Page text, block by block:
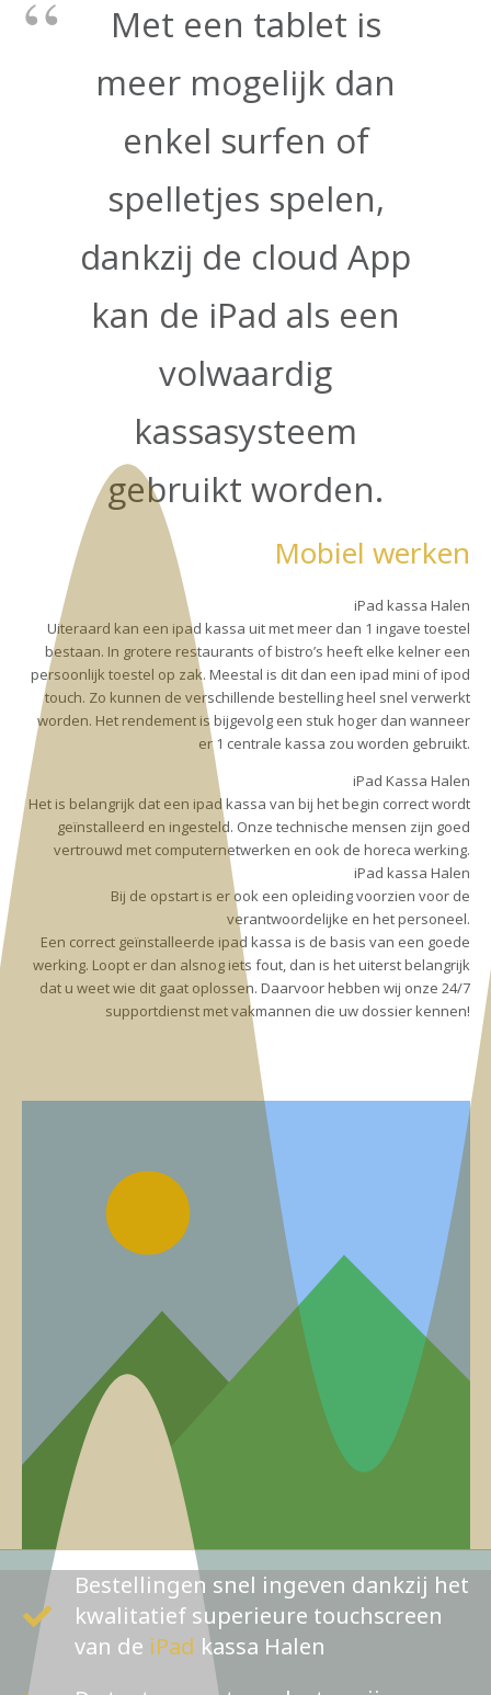
Met een tablet is
meer mogelijk dan
enkel surfen of
spelletjes spelen,
dankzij de cloud App
kan de iPad als een
volwaardig
kassasysteem
gebruikt worden.
Mobiel werken
iPad kassa Halen
Uiteraard kan een ipad kassa uit met meer dan 1 ingave toestel
bestaan. In grotere restaurants of bistro’s heeft elke kelner een
persoonlijk toestel op zak. Meestal is dit dan een ipad mini of ipod
touch. Zo kunnen de verschillende bestelling heel snel verwerkt
worden. Het rendement is bijgevolg een stuk hoger dan wanneer
er 1 centrale kassa zou worden gebruikt.
iPad Kassa Halen
Het is belangrijk dat een ipad kassa van bij het begin correct wordt
geïnstalleerd en ingesteld. Onze technische mensen zijn goed
vertrouwd met computernetwerken en ook de horeca werking.
iPad kassa Halen
Bij de opstart is er ook een opleiding voorzien voor de
verantwoordelijke en het personeel.
Een correct geïnstalleerde ipad kassa is de basis van een goede
werking. Loopt er dan alsnog iets fout, dan is het uiterst belangrijk
dat u weet wie dit gaat oplossen. Daarvoor hebben wij onze 24/7
supportdienst met vakmannen die uw dossier kennen!
Bestellingen snel ingeven dankzij het
kwalitatief superieure touchscreen
van de iPad kassa Halen